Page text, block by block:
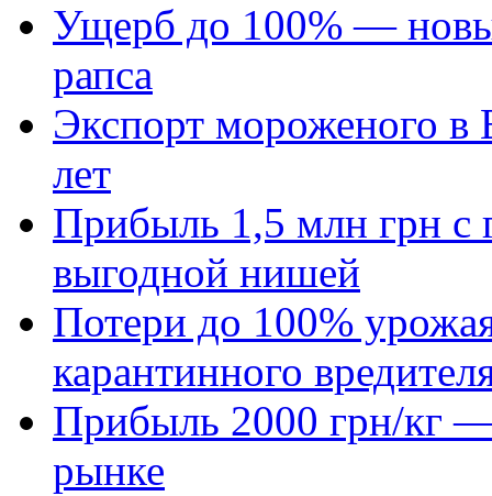
Ущерб до 100% —
рапса
Экспорт мороженого в
лет
Прибыль 1,5 млн грн с
выгодной нишей
Потери до 100%
карантинного
Прибыль 2000 грн/кг —
рынке